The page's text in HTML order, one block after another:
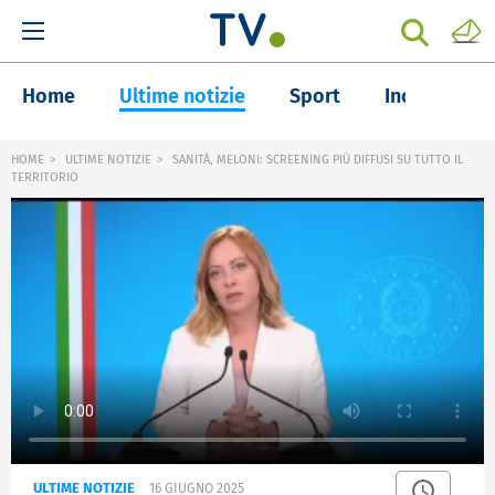
Home Ultime notizie Sport Inchieste
HOME ULTIME NOTIZIE
SANITÀ, MELONI: SCREENING PIÙ DIFFUSI SU TUTTO IL
TERRITORIO
ULTIME NOTIZIE 16 GIUGNO 2025